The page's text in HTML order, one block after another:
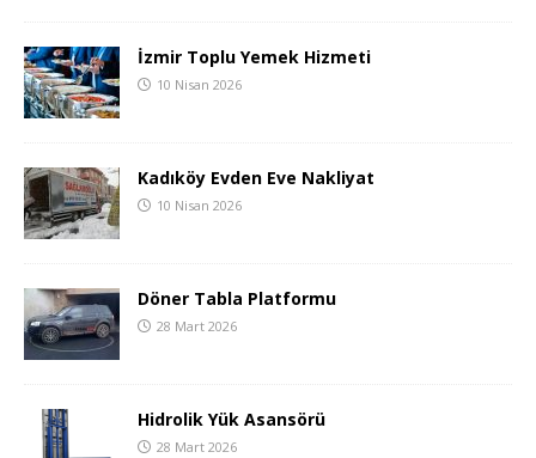
İzmir Toplu Yemek Hizmeti
10 Nisan 2026
Kadıköy Evden Eve Nakliyat
10 Nisan 2026
Döner Tabla Platformu
28 Mart 2026
Hidrolik Yük Asansörü
28 Mart 2026